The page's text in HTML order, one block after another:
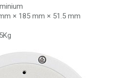
× 185 mm × 51.5 mm